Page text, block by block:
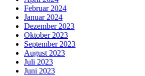
Februar 2024
Januar 2024
Dezember 2023
Oktober 2023
September 2023
August 2023
Juli 2023
Juni 2023